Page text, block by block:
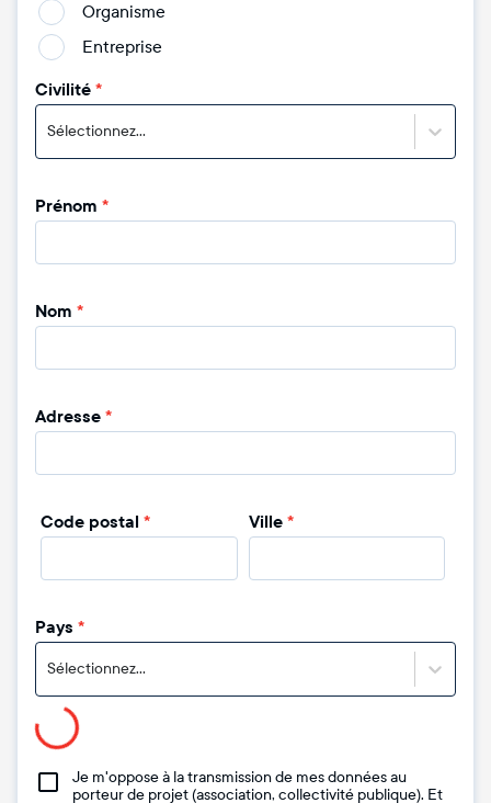
Organisme
Entreprise
Civilité*
Sélectionnez...
Prénom *
Nom *
Adresse*
Code postal * Ville *
Pays *
Sélectionnez...
Je m'oppose à la transmission de mes données au
porteur de projet (association, collectivité publique). Et